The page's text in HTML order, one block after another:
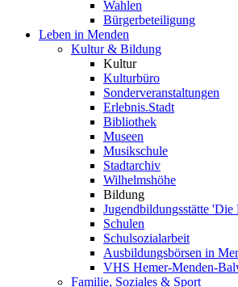
Wahlen
Bürgerbeteiligung
Leben in Menden
Kultur & Bildung
Kultur
Kulturbüro
Sonderveranstaltungen
Erlebnis.Stadt
Bibliothek
Museen
Musikschule
Stadtarchiv
Wilhelmshöhe
Bildung
Jugendbildungsstätte 'Die
Schulen
Schulsozialarbeit
Ausbildungsbörsen in
VHS Hemer-Menden-
Familie, Soziales & Sport